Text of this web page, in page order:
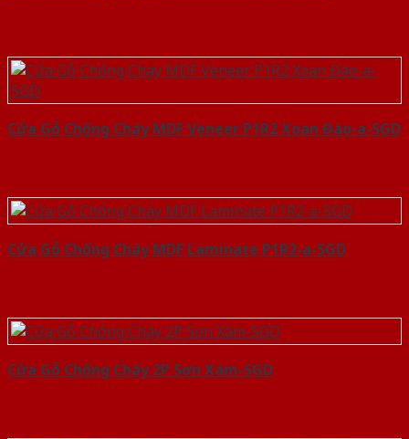
Cửa Gỗ Chống Cháy MDF Veneer P1R2 Xoan Đào-a-SGD
Cửa Gỗ Chống Cháy MDF Laminate P1R2-a-SGD
Cửa Gỗ Chống Cháy 2P Sơn Xám-SGD